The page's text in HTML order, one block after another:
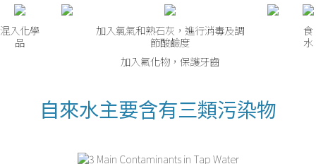
混入化學
品
加入氯氣和熟石灰，進行消毒及調
節酸鹼度
加入氟化物，保護牙齒
食
水
自來水主要含有三類污染物